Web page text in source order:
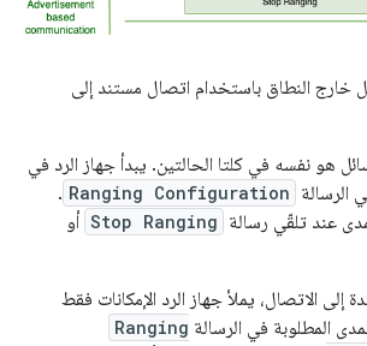
خارج النطاق باستخدام اتصال مستند إلى
هو نفسه في كلتا الحالتين. يبدأ جهاز الرد في
الرسالة Ranging Configuration
.
عند تلقّي رسالة Stop Ranging أو
إلى الاتصال، يملأ جهاز الرد الإمكانات فقط
المطلوبة في الرسالة Ranging